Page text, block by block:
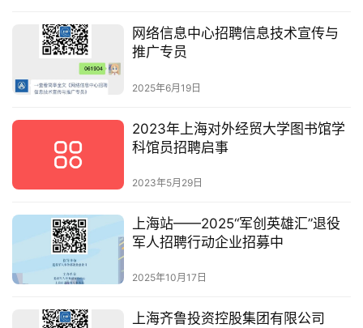
网络信息中心招聘信息技术宣传与
推广专员
2025年6月19日
2023年上海对外经贸大学图书馆学
科馆员招聘启事
2023年5月29日
上海站——2025“军创英雄汇”退役
军人招聘行动企业招募中
2025年10月17日
上海齐鲁投资控股集团有限公司